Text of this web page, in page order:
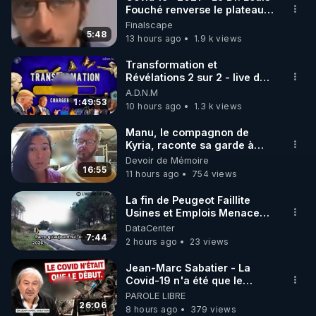
🌱 INSTAGRAM
https://www.instagram.com/rdlr_thierrycasasnovas/
http://rgnr.li/instagram
🌱 LA NEWSLETTER
Pour ne pas rater l’actualité RGNR (stages,
http://rgnr.li/news
🌱 VIDÉOS NON CENSURÉES SUR ODYSEE
Toutes les vidéos Youtube sont aussi sur la
http://rgnr.li/odysee
🌱 LES STAGES EN PRÉSENTIEL
http://rgnr.li/stages
5:48
Fouché renverse le plateau
de CNews !
Finalscape
13 hours ago
1.9 k views
1:49:53
Transformation et
Révélations 2 sur 2 - live du
07/08/26
A.D.N.M
10 hours ago
1.3 k views
16:55
Manu, le compagnon de
Kyria, raconte sa garde à
vue musclée. PARTAGEZ!
Devoir de Mémoire
11 hours ago
754 views
7:44
La fin de Peugeot Faillite
Usines et Emplois Menacees
- L'heure de l'auto
DataCenter
2 hours ago
23 views
26:06
Jean-Marc Sabatier - La
Covid-19 n'a été que le
début - L'ARN messager
jusqu où ira-t-il ?
PAROLE LIBRE
8 hours ago
379 views